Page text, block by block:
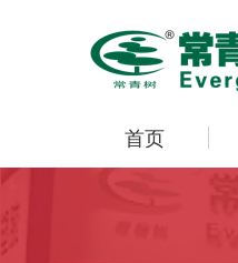
首页